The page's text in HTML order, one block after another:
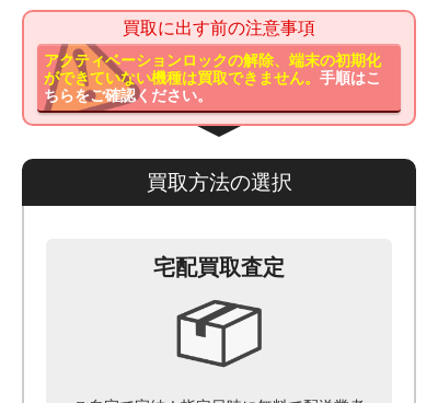
買取に出す前の注意事項
アクティベーションロックの解除、端末の初期化
ができていない機種は買取できません。手順はこ
ちらをご確認ください。
買取方法の選択
宅配買取査定